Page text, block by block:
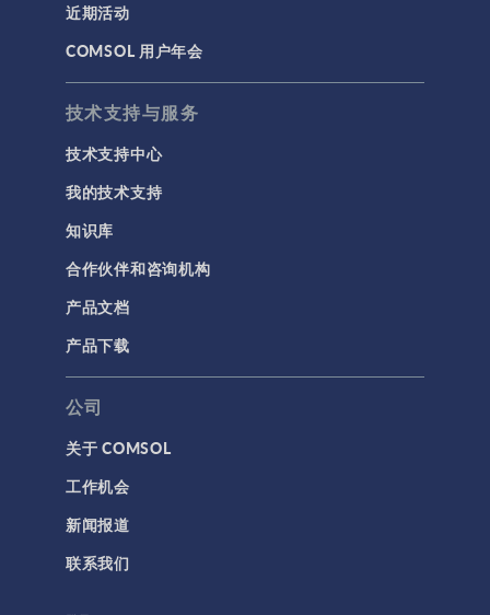
近期活动
COMSOL 用户年会
技术支持与服务
技术支持中心
我的技术支持
知识库
合作伙伴和咨询机构
产品文档
产品下载
公司
关于 COMSOL
工作机会
新闻报道
联系我们